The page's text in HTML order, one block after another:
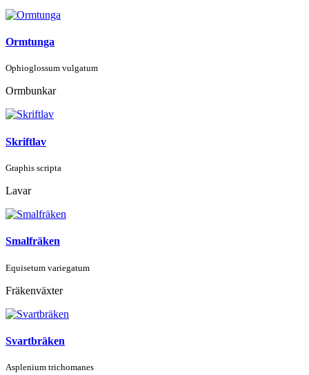
Ormtunga
Ophioglossum vulgatum
Ormbunkar
Skriftlav
Graphis scripta
Lavar
Smalfräken
Equisetum variegatum
Fräkenväxter
Svartbräken
Asplenium trichomanes